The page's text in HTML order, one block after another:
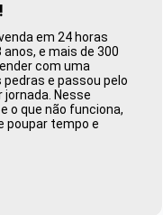
em 24 horas
e mais de 300
com uma
e passou pelo
Nesse
o que não funciona,
poupar tempo e